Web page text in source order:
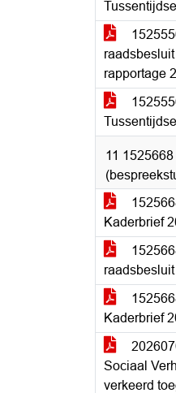
rapportage
11
Kaderbrief
Kaderbrief
Sociaal
verkeerd